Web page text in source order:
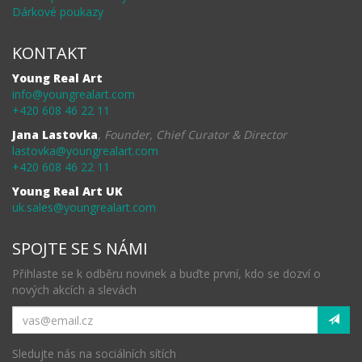
Dárkové poukazy
KONTAKT
Young Real Art
info@youngrealart.com
+420 608 46 22 11
Jana Lastovka, Founder, Chief Curator & Director
lastovka@youngrealart.com
+420 608 46 22 11
Young Real Art UK
uk.sales@youngrealart.com
SPOJTE SE S NÁMI
Přihlaste se k odběru novinek a buďte první, kdo se dozví o
nových akcích a slevách
Sledujte nás na sociálních sítích